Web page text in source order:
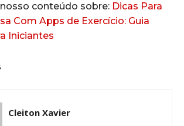
conteúdo sobre: Dicas Para
Com Apps de Exercício: Guia
Iniciantes
Cleiton Xavier